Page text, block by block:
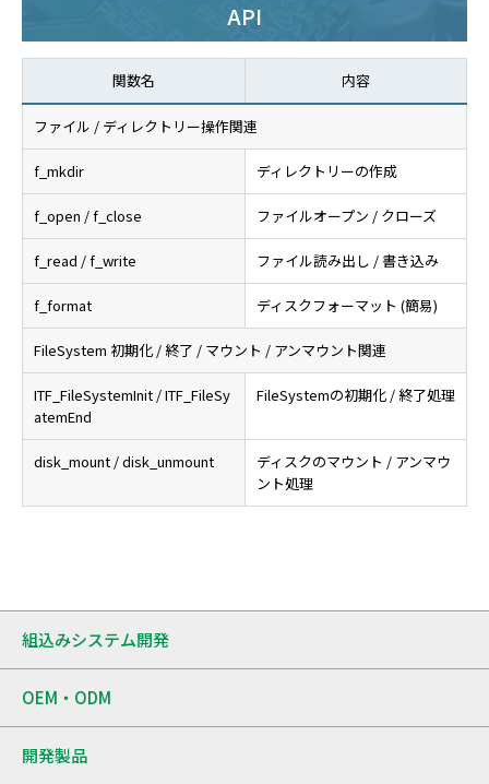
API
関数名 内容
ファイル / ディレクトリー操作関連
f_mkdir ディレクトリーの作成
f_open / f_close ファイルオープン / クローズ
f_read / f_write ファイル読み出し / 書き込み
f_format ディスクフォーマット (簡易)
FileSystem 初期化 / 終了 / マウント / アンマウント関連
ITF_FileSystemInit / ITF_FileSy
atemEnd
FileSystemの初期化 / 終了処理
disk_mount / disk_unmount
ディスクのマウント / アンマウ
ント処理
組込みシステム開発
OEM・ODM
開発製品